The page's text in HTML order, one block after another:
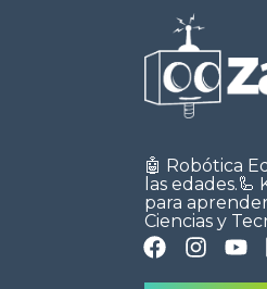
🤖 Robótica
las edades.🦾
para
Ciencias y